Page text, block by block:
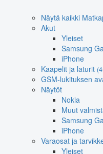
Näytä kaikki
Akut
Yleiset
Samsung
iPhone
Kaapelit ja laturit
GSM-lukituksen
Näytöt
Nokia
Muut
Samsung
iPhone
Varaosat ja
Yleiset